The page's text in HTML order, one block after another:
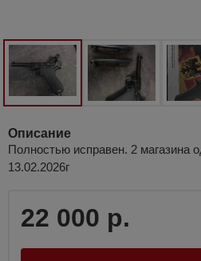
Описание
Полностью исправен. 2 магазина
13.02.2026г
22 000 р.